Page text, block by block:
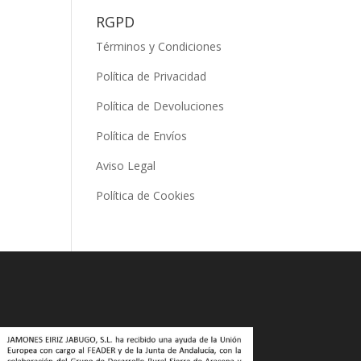
RGPD
Términos y Condiciones
Política de Privacidad
Política de Devoluciones
Política de Envíos
Aviso Legal
Política de Cookies